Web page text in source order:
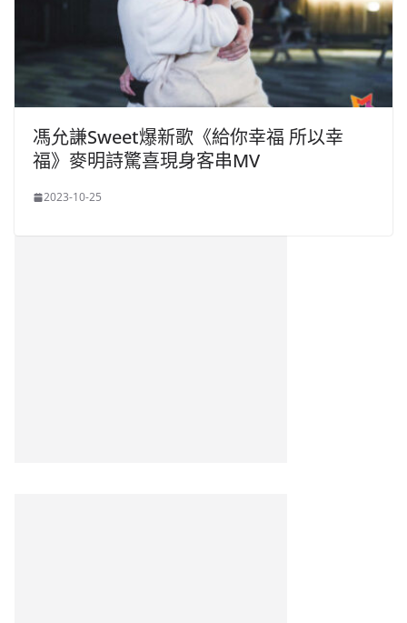
馮允謙Sweet爆新歌《給你幸福 所以幸
福》麥明詩驚喜現身客串MV
2023-10-25